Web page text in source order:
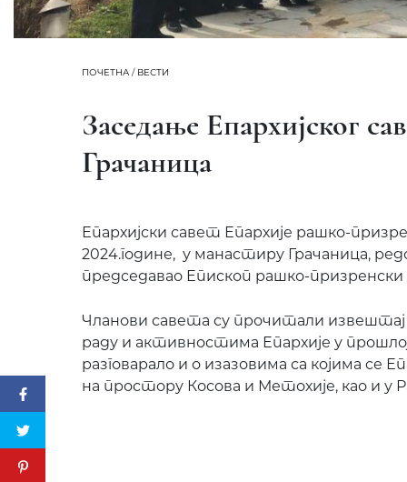
ПОЧЕТНА/ ВЕСТИ
Заседање Епархијског
Грачаница
Епархијски савет Епархије рашко-
2024.године, у манастиру Грачаница,
председавао Епископ рашко-призренски
Чланови савета су прочитали извештај
раду и активностима Епархије у
разговарало и о изазовима са којима се
на простору Косова и Метохије, као и у